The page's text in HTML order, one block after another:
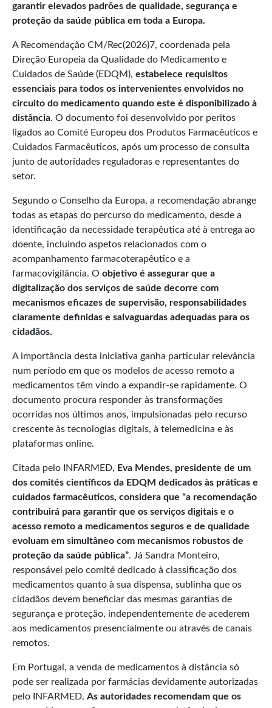
garantir elevados padrões de qualidade, segurança e
proteção da saúde pública em toda a Europa.
A Recomendação CM/Rec(2026)7, coordenada pela
Direção Europeia da Qualidade do Medicamento e
Cuidados de Saúde (EDQM), estabelece requisitos
essenciais para todos os intervenientes envolvidos no
circuito do medicamento quando este é disponibilizado à
distância. O documento foi desenvolvido por peritos
ligados ao Comité Europeu dos Produtos Farmacêuticos e
Cuidados Farmacêuticos, após um processo de consulta
junto de autoridades reguladoras e representantes do
setor.
Segundo o Conselho da Europa, a recomendação abrange
todas as etapas do percurso do medicamento, desde a
identificação da necessidade terapêutica até à entrega ao
doente, incluindo aspetos relacionados com o
acompanhamento farmacoterapêutico e a
farmacovigilância. O objetivo é assegurar que a
digitalização dos serviços de saúde decorre com
mecanismos eficazes de supervisão, responsabilidades
claramente definidas e salvaguardas adequadas para os
cidadãos.
A importância desta iniciativa ganha particular relevância
num período em que os modelos de acesso remoto a
medicamentos têm vindo a expandir-se rapidamente. O
documento procura responder às transformações
ocorridas nos últimos anos, impulsionadas pelo recurso
crescente às tecnologias digitais, à telemedicina e às
plataformas online.
Citada pelo INFARMED, Eva Mendes, presidente de um
dos comités científicos da EDQM dedicados às práticas e
cuidados farmacêuticos, considera que “a recomendação
contribuirá para garantir que os serviços digitais e o
acesso remoto a medicamentos seguros e de qualidade
evoluam em simultâneo com mecanismos robustos de
proteção da saúde pública”. Já Sandra Monteiro,
responsável pelo comité dedicado à classificação dos
medicamentos quanto à sua dispensa, sublinha que os
cidadãos devem beneficiar das mesmas garantias de
segurança e proteção, independentemente de acederem
aos medicamentos presencialmente ou através de canais
remotos.
Em Portugal, a venda de medicamentos à distância só
pode ser realizada por farmácias devidamente autorizadas
pelo INFARMED. As autoridades recomendam que os